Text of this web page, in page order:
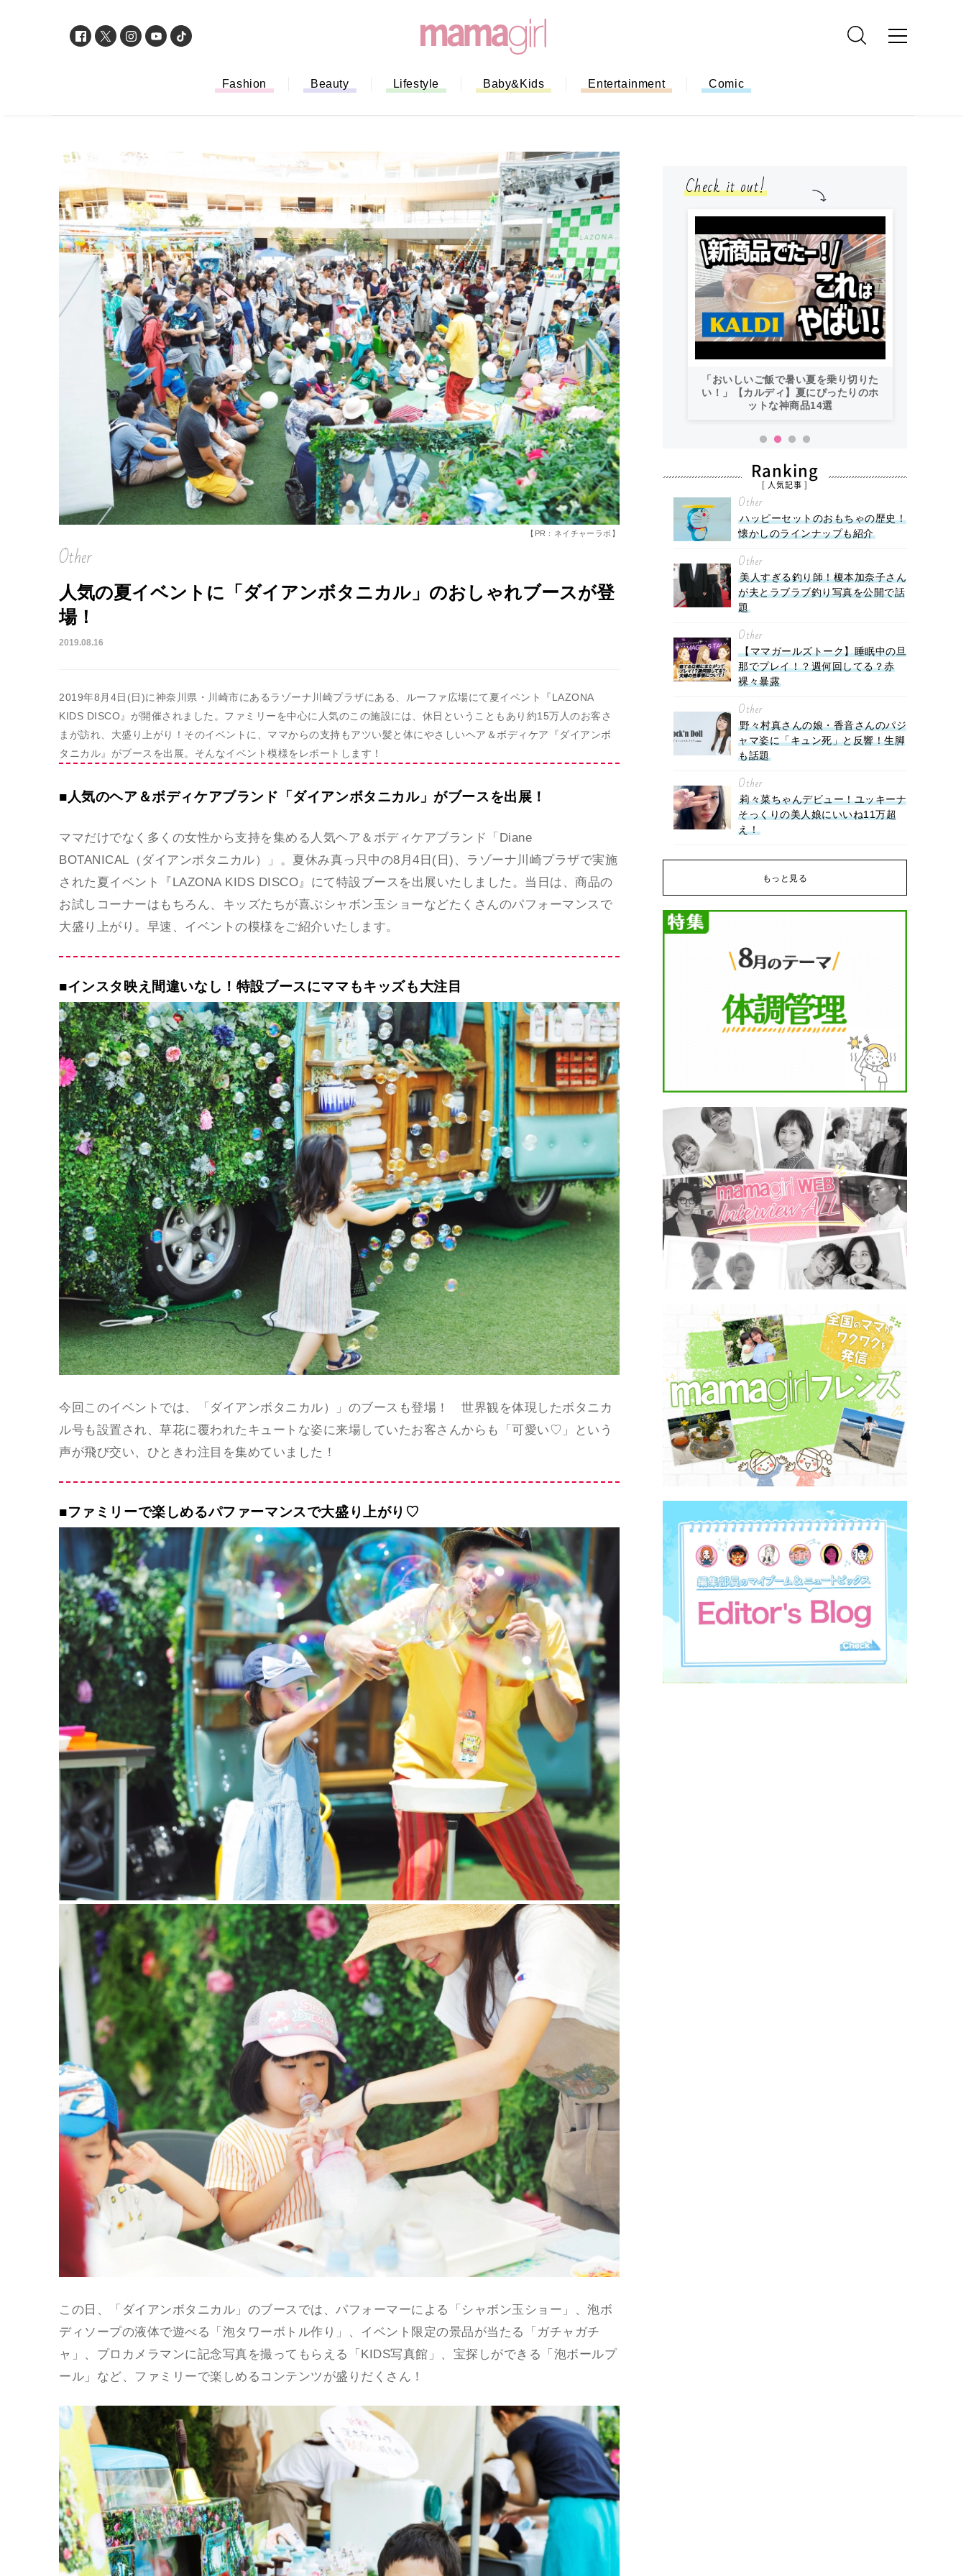
Fashion Beauty Lifestyle Baby&Kids Entertainment Comic
【PR：ネイチャーラボ】
Other
人気の夏イベントに「ダイアンボタニカル」のおしゃれブースが登
場！
2019.08.16
2019年8月4日(日)に神奈川県・川崎市にあるラゾーナ川崎プラザにある、ルーファ広場にて夏イベント『LAZONA
KIDS DISCO』が開催されました。ファミリーを中心に人気のこの施設には、休日ということもあり約15万人のお客さ
まが訪れ、大盛り上がり！そのイベントに、ママからの支持もアツい髪と体にやさしいヘア＆ボディケア『ダイアンボ
タニカル』がブースを出展。そんなイベント模様をレポートします！
■人気のヘア＆ボディケアブランド「ダイアンボタニカル」がブースを出展！
ママだけでなく多くの女性から支持を集める人気ヘア＆ボディケアブランド「Diane
BOTANICAL（ダイアンボタニカル）」。夏休み真っ只中の8月4日(日)、ラゾーナ川崎プラザで実施
された夏イベント『LAZONA KIDS DISCO』にて特設ブースを出展いたしました。当日は、商品の
お試しコーナーはもちろん、キッズたちが喜ぶシャボン玉ショーなどたくさんのパフォーマンスで
大盛り上がり。早速、イベントの模様をご紹介いたします。
■インスタ映え間違いなし！特設ブースにママもキッズも大注目
今回このイベントでは、「ダイアンボタニカル）」のブースも登場！ 世界観を体現したボタニカ
ル号も設置され、草花に覆われたキュートな姿に来場していたお客さんからも「可愛い♡」という
声が飛び交い、ひときわ注目を集めていました！
■ファミリーで楽しめるパファーマンスで大盛り上がり♡
この日、「ダイアンボタニカル」のブースでは、パフォーマーによる「シャボン玉ショー」、泡ボ
ディソープの液体で遊べる「泡タワーボトル作り」、イベント限定の景品が当たる「ガチャガチ
ャ」、プロカメラマンに記念写真を撮ってもらえる「KIDS写真館」、宝探しができる「泡ボールプ
ール」など、ファミリーで楽しめるコンテンツが盛りだくさん！
Check it out!
「もう行列に並ばない！」ミスドのモ
バイルオーダー完全ガイド｜支払い方
法から受け取り方までネットオーダー
を徹底解説
今日の星占い
「おいしいご飯で暑い夏を乗り切りた
い！」【カルディ】夏にぴったりのホ
ットな神商品14選
Ranking
[ 人気記事 ]
Other
ハッピーセットのおもちゃの歴史！
懐かしのラインナップも紹介
Other
美人すぎる釣り師！榎本加奈子さん
が夫とラブラブ釣り写真を公開で話
題
Other
【ママガールズトーク】睡眠中の旦
那でプレイ！？週何回してる？赤
裸々暴露
Other
野々村真さんの娘・香音さんのパジ
ャマ姿に「キュン死」と反響！生脚
も話題
Other
莉々菜ちゃんデビュー！ユッキーナ
そっくりの美人娘にいいね11万超
え！
もっと見る